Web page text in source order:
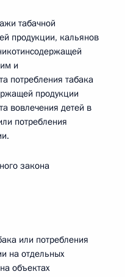
табачной
продукции, кальянов
и
потребления табака
продукции
вовлечения детей в
потребления
закона
или потребления
на отдельных
объектах